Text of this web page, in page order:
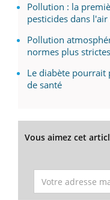
Pollution : la
pesticides dans l'air
Pollution
normes plus strictes
Le diabète
de santé
Vous aimez cet